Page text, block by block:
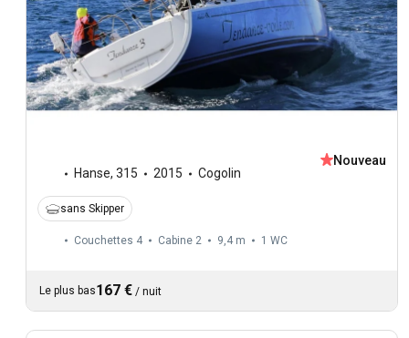
Hanse, 315 2015 Cogolin
Nouveau
sans Skipper
Couchettes 4 Cabine 2 9,4 m 1 WC
Le plus bas167 € / nuit